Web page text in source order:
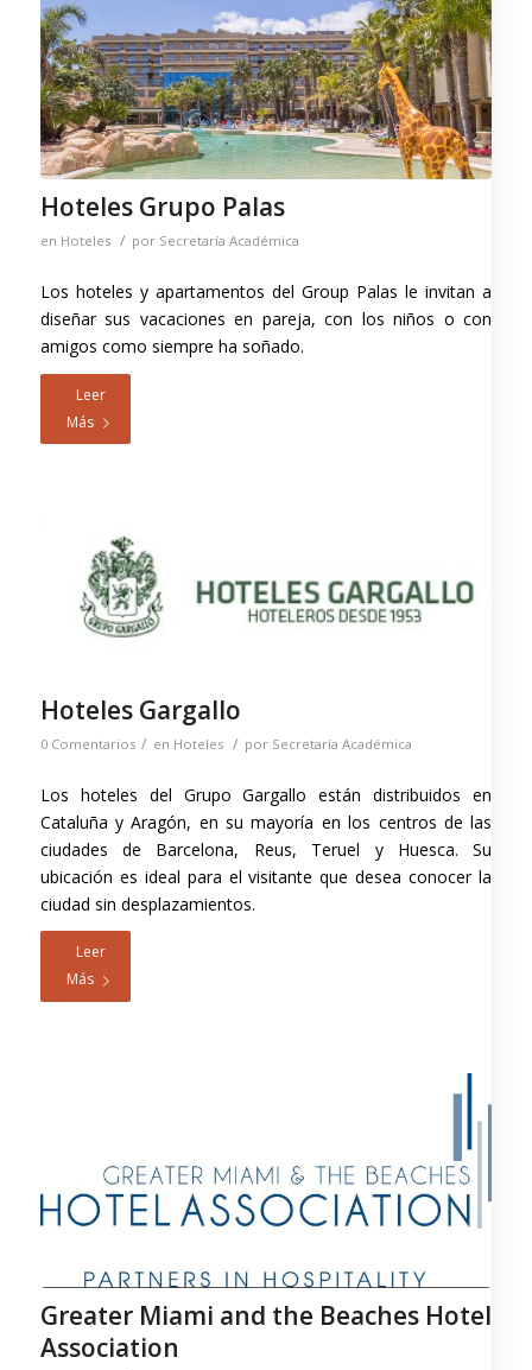
Hoteles Grupo Palas
en Hoteles / por Secretaría Académica
Los hoteles y apartamentos del Group Palas le invitan a
diseñar sus vacaciones en pareja, con los niños o con
amigos como siempre ha soñado.
Leer
Más
Hoteles Gargallo
0 Comentarios / en Hoteles / por Secretaría Académica
Los hoteles del Grupo Gargallo están distribuidos en
Cataluña y Aragón, en su mayoría en los centros de las
ciudades de Barcelona, Reus, Teruel y Huesca. Su
ubicación es ideal para el visitante que desea conocer la
ciudad sin desplazamientos.
Leer
Más
Greater Miami and the Beaches Hotel
Association